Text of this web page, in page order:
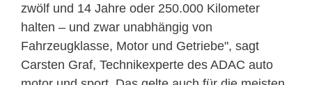
zwölf und 14 Jahre oder 250.000 Kilometer
halten – und zwar unabhängig von
Fahrzeugklasse, Motor und Getriebe", sagt
Carsten Graf, Technikexperte des ADAC auto